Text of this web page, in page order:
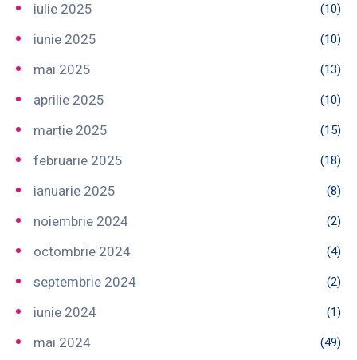
iulie 2025 (10)
iunie 2025 (10)
mai 2025 (13)
aprilie 2025 (10)
martie 2025 (15)
februarie 2025 (18)
ianuarie 2025 (8)
noiembrie 2024 (2)
octombrie 2024 (4)
septembrie 2024 (2)
iunie 2024 (1)
mai 2024 (49)